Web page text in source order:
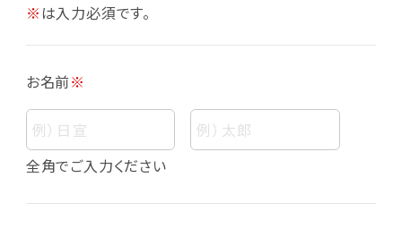
個人情報
個人情報とは、お客様個人に関する情報であっ
て、当該情報を構成する氏名、住所、電話番号、
※は入力必須です。
お名前※
全角でご入力ください